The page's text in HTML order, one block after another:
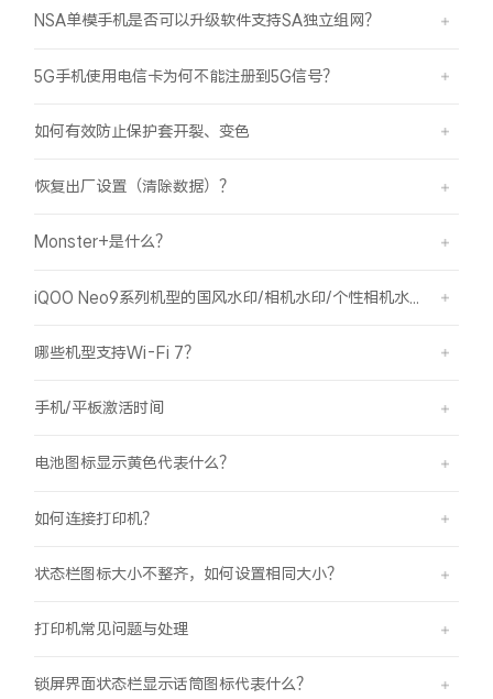
全部iQOO机型 对比iQOO机型
vivo WATCH GT 2 vivo Vision
全部智能硬件
NSA单模手机是否可以升级软件支持SA独立组网？
5G手机使用电信卡为何不能注册到5G信号？
如何有效防止保护套开裂、变色
恢复出厂设置（清除数据）？
Monster+是什么？
哪些机型支持Wi-Fi 7？
手机/平板激活时间
电池图标显示黄色代表什么？
如何连接打印机？
状态栏图标大小不整齐，如何设置相同大小？
打印机常见问题与处理
锁屏界面状态栏显示话筒图标代表什么？